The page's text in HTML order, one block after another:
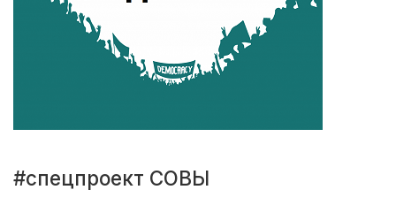
#спецпроект СОВЫ